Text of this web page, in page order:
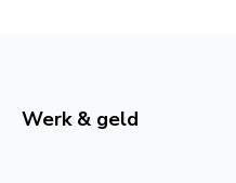
Werk & geld